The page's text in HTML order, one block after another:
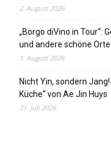
2. August 2026
„Borgo diVino in Tour“:
und andere schöne
1. August 2026
Nicht Yin, sondern
Küche“ von Ae Jin Huys
31. Juli 2026